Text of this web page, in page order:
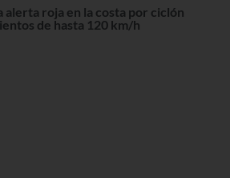
alerta roja en la costa por ciclón
de hasta 120 km/h